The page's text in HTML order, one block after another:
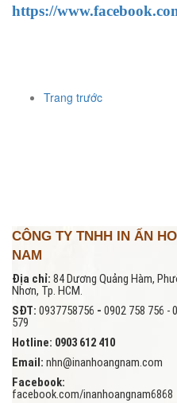
https://
Trang trước
CÔNG TY TNHH IN ẤN
NAM
Địa chỉ: 84 Dương Quảng Hàm,
Nhơn, Tp. HCM.
SĐT: 0937758756 - 0902 758 756 -
579
Hotline: 0903 612 410
Email: nhn@inanhoangnam.com
Facebook:
facebook.com/inanhoangnam6868